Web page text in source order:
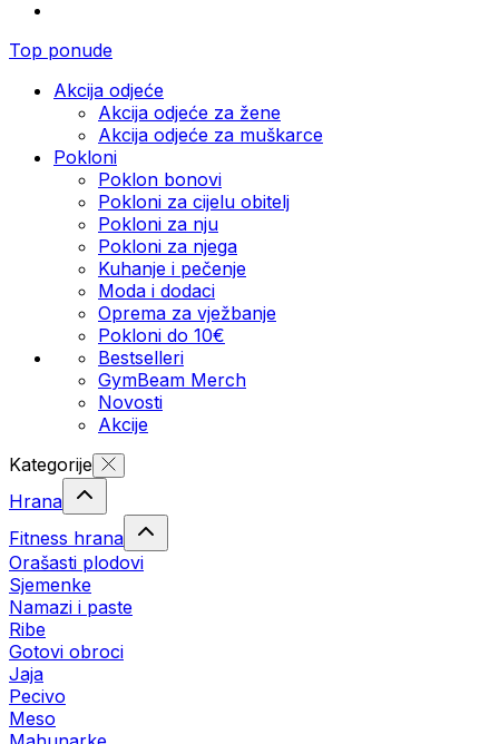
Top ponude
Akcija odjeće
Akcija odjeće za žene
Akcija odjeće za muškarce
Pokloni
Poklon bonovi
Pokloni za cijelu obitelj
Pokloni za nju
Pokloni za njega
Kuhanje i pečenje
Moda i dodaci
Oprema za vježbanje
Pokloni do 10€
Bestselleri
GymBeam Merch
Novosti
Akcije
Kategorije
Hrana
Fitness hrana
Orašasti plodovi
Sjemenke
Namazi i paste
Ribe
Gotovi obroci
Jaja
Pecivo
Meso